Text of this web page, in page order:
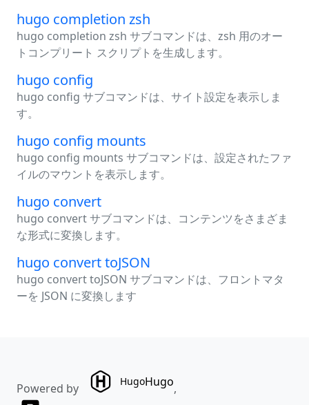
hugo completion zsh
hugo completion zsh サブコマンドは、zsh 用のオー
トコンプリート スクリプトを生成します。
hugo config
hugo config サブコマンドは、サイト設定を表示しま
す。
hugo config mounts
hugo config mounts サブコマンドは、設定されたファ
イルのマウントを表示します。
hugo convert
hugo convert サブコマンドは、コンテンツをさまざま
な形式に変換します。
hugo convert toJSON
hugo convert toJSON サブコマンドは、フロントマタ
ーを JSON に変換します
Powered by HugoHugo,